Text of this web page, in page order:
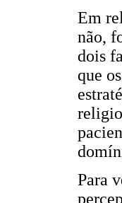
Em
não,
dois
que
Para